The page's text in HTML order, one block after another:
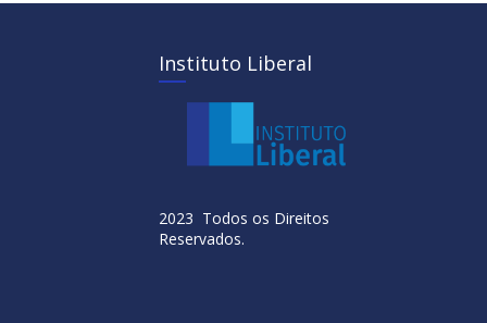
Instituto Liberal
2023 Todos os Direitos
Reservados.